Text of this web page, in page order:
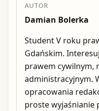
AUTOR
Damian Bolerka
Student V roku
Gdańskim.
prawem cywilnym,
administracyjnym.
opracowania
proste wyjaśnianie